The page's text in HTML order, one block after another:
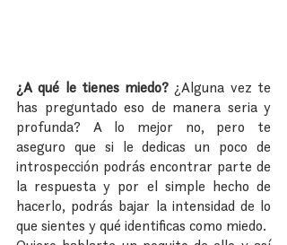
¿A qué le tienes miedo? ¿Alguna vez te
has preguntado eso de manera seria y
profunda? A lo mejor no, pero te
aseguro que si le dedicas un poco de
introspección podrás encontrar parte de
la respuesta y por el simple hecho de
hacerlo, podrás bajar la intensidad de lo
que sientes y qué identificas como miedo.